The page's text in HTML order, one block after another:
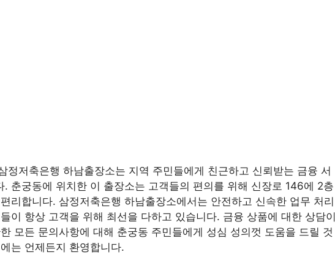
정저축은행 하남출장소는 지역 주민들에게 친근하고 신뢰받는 금융 서
. 춘궁동에 위치한 이 출장소는 고객들의 편의를 위해 신장로 146에 2층
리합니다. 삼정저축은행 하남출장소에서는 안전하고 신속한 업무 처리
이 항상 고객을 위해 최선을 다하고 있습니다. 금융 상품에 대한 상담이
모든 문의사항에 대해 춘궁동 주민들에게 성심 성의껏 도움을 드릴 것
는 언제든지 환영합니다.